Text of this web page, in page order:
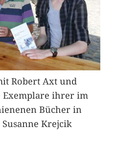
Robert Axt und
ihrer im
Bücher in
Krejcik